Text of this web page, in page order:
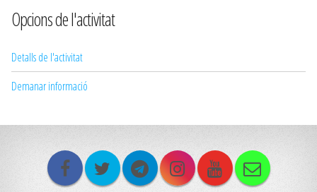
Opcions de l'activitat
Detalls de l'activitat
Demanar informació